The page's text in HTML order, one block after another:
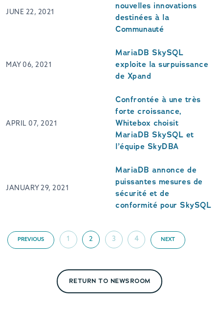
JUNE 22, 2021
nouvelles innovations
destinées à la
Communauté
MAY 06, 2021
MariaDB SkySQL
exploite la surpuissance
de Xpand
APRIL 07, 2021
Confrontée à une très
forte croissance,
Whitebox choisit
MariaDB SkySQL et
l’équipe SkyDBA
JANUARY 29, 2021
MariaDB annonce de
puissantes mesures de
sécurité et de
conformité pour SkySQL
PREVIOUS 1 2 3 4 NEXT
RETURN TO NEWSROOM